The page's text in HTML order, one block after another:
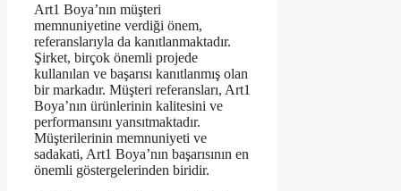
Art1 Boya’nın müşteri
memnuniyetine verdiği önem,
referanslarıyla da kanıtlanmaktadır.
Şirket, birçok önemli projede
kullanılan ve başarısı kanıtlanmış olan
bir markadır. Müşteri referansları, Art1
Boya’nın ürünlerinin kalitesini ve
performansını yansıtmaktadır.
Müşterilerinin memnuniyeti ve
sadakati, Art1 Boya’nın başarısının en
önemli göstergelerinden biridir.